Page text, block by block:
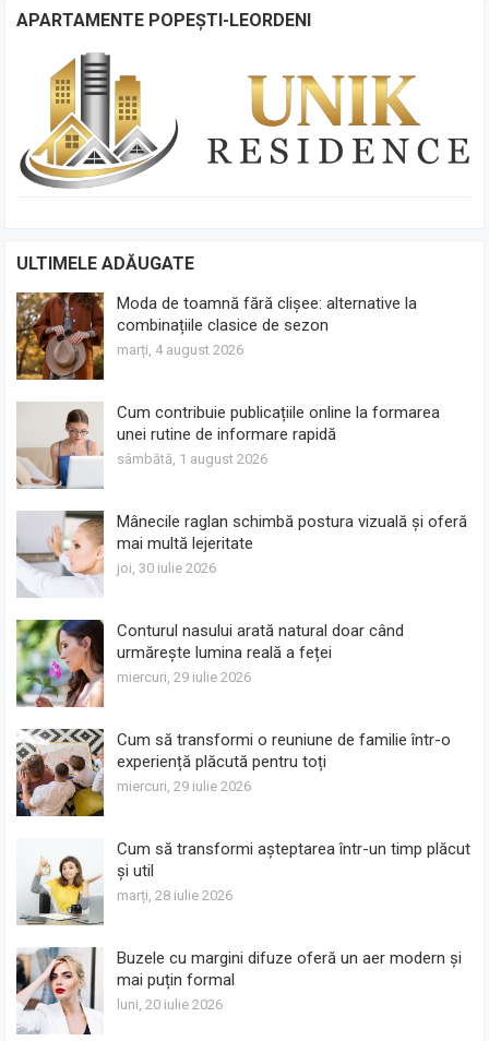
APARTAMENTE POPEȘTI-LEORDENI
ULTIMELE ADĂUGATE
Moda de toamnă fără clișee: alternative la
combinațiile clasice de sezon
marți, 4 august 2026
Cum contribuie publicațiile online la formarea
unei rutine de informare rapidă
sâmbătă, 1 august 2026
Mânecile raglan schimbă postura vizuală și oferă
mai multă lejeritate
joi, 30 iulie 2026
Conturul nasului arată natural doar când
urmărește lumina reală a feței
miercuri, 29 iulie 2026
Cum să transformi o reuniune de familie într-o
experiență plăcută pentru toți
miercuri, 29 iulie 2026
Cum să transformi așteptarea într-un timp plăcut
și util
marți, 28 iulie 2026
Buzele cu margini difuze oferă un aer modern și
mai puțin formal
luni, 20 iulie 2026